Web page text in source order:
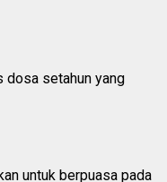
dosa setahun yang